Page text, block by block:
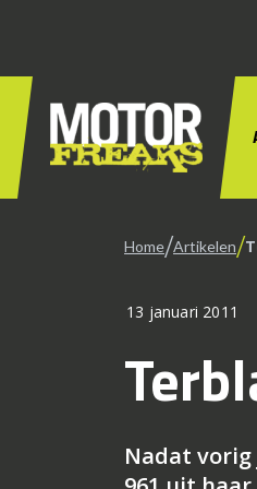
Home/Artikelen/
13 januari 2011
Nadat